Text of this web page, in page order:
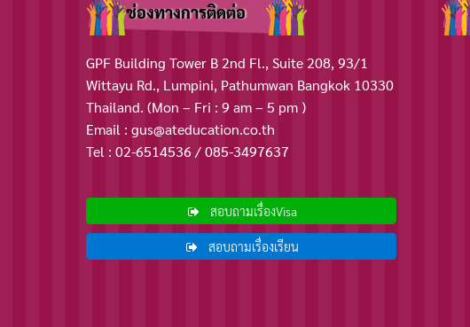
ช่องทางการติดต่อ
GPF Building Tower B 2nd Fl., Suite 208, 93/1
Wittayu Rd., Lumpini, Pathumwan Bangkok 10330
Thailand. (Mon – Fri : 9 am – 5 pm )
Email : gus@ateducation.co.th
Tel : 02-6514536 / 085-3497637
สอบถามเรื่องVisa
สอบถามเรื่องเรียน